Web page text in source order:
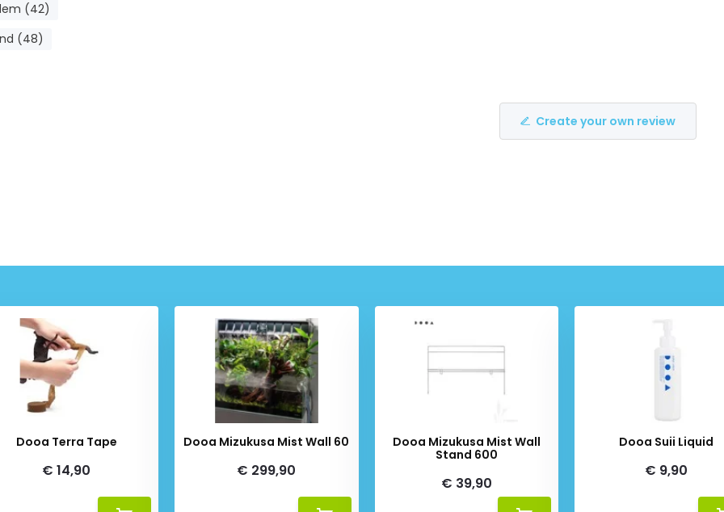
(42)
(48)
Create your own review
Dooa Terra Tape
€ 14,90
Dooa Mizukusa Mist Wall 60
€ 299,90
Dooa Mizukusa Mist Wall
Stand 600
€ 39,90
Dooa Suii Liquid
€ 9,90